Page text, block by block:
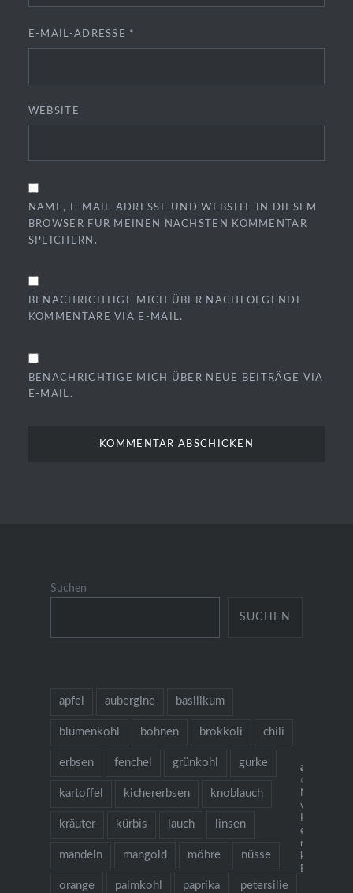
E-MAIL-ADRESSE *
WEBSITE
NAME, E-MAIL-ADRESSE UND WEBSITE IN DIESEM
BROWSER FÜR MEINEN NÄCHSTEN KOMMENTAR
SPEICHERN.
BENACHRICHTIGE MICH ÜBER NACHFOLGENDE
KOMMENTARE VIA E-MAIL.
BENACHRICHTIGE MICH ÜBER NEUE BEITRÄGE VIA
E-MAIL.
Suchen
SUCHEN
apfel aubergine basilikum
blumenkohl bohnen brokkoli chili
erbsen fenchel grünkohl gurke
kartoffel kichererbsen knoblauch
kräuter kürbis lauch linsen
mandeln mangold möhre nüsse
orange palmkohl paprika petersilie
🌱 grow
Neu: mein
Kochbuch
es gibt
mehr als
köstlichen
Bestellung